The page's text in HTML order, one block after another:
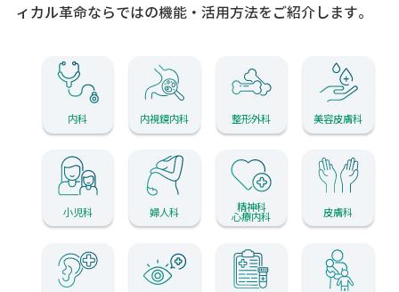
ィカル革命ならではの機能・活用方法をご紹介します。
内科 内視鏡内科 整形外科 美容皮膚科
小児科 婦人科 精神科
心療内科 皮膚科